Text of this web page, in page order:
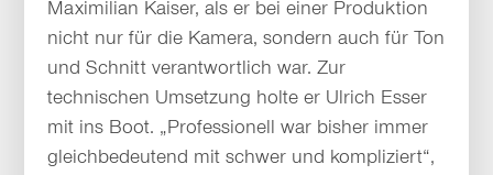
Maximilian Kaiser, als er bei einer Produktion
nicht nur für die Kamera, sondern auch für Ton
und Schnitt verantwortlich war. Zur
technischen Umsetzung holte er Ulrich Esser
mit ins Boot. „Professionell war bisher immer
gleichbedeutend mit schwer und kompliziert“,